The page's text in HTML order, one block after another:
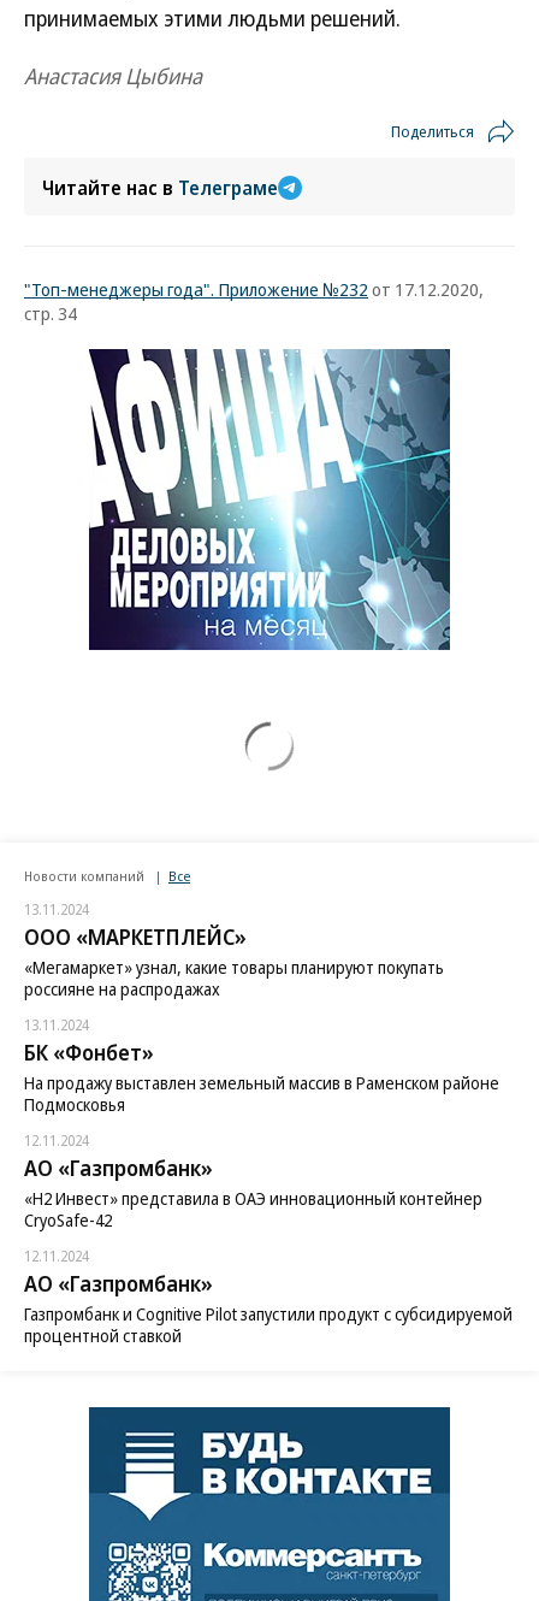
принимаемых этими людьми решений.
Анастасия Цыбина
Поделиться
Читайте нас в Телеграме
"Топ-менеджеры года". Приложение №232 от 17.12.2020,
стр. 34
Новости компаний Все
13.11.2024
ООО «МАРКЕТПЛЕЙС»
«Мегамаркет» узнал, какие товары планируют покупать
россияне на распродажах
13.11.2024
БК «Фонбет»
На продажу выставлен земельный массив в Раменском районе
Подмосковья
12.11.2024
АО «Газпромбанк»
«H2 Инвест» представила в ОАЭ инновационный контейнер
CryoSafe-42
12.11.2024
АО «Газпромбанк»
Газпромбанк и Cognitive Pilot запустили продукт с субсидируемой
процентной ставкой